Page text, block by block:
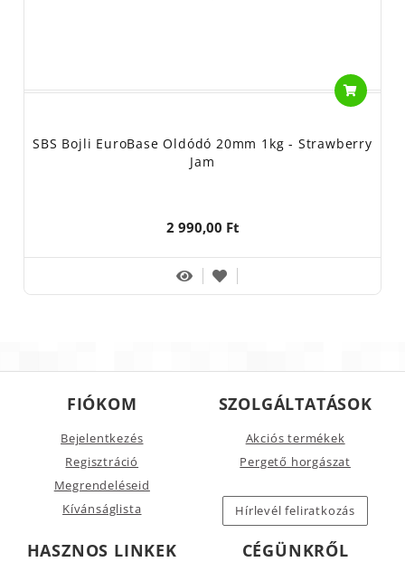
SBS Bojli EuroBase Oldódó 20mm 1kg - Strawberry
Jam
2 990,00 Ft
FIÓKOM
Bejelentkezés
Regisztráció
Megrendeléseid
Kívánságlista
SZOLGÁLTATÁSOK
Akciós termékek
Pergető horgászat
Hírlevél feliratkozás
HASZNOS LINKEK CÉGÜNKRŐL